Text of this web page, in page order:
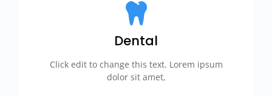
Dental
Click edit to change this text. Lorem ipsum
dolor sit amet,